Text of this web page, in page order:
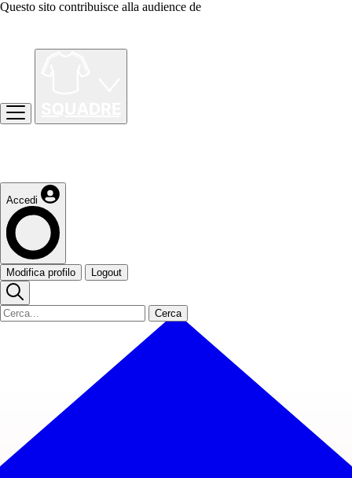
Questo sito contribuisce alla audience de
Accedi
Modifica profilo Logout
Cerca